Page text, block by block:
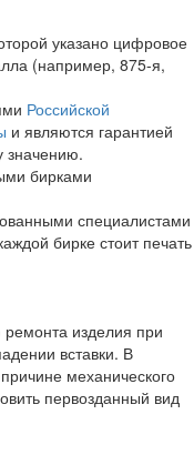
указано цифровое
(например, 875-я,
Российской
и являются гарантией
значению.
бирками
специалистами
бирке стоит печать
изделия при
вставки. В
механического
первозданный вид